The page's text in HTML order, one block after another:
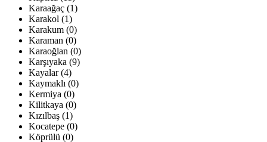
Karaağaç (1)
Karakol (1)
Karakum (0)
Karaman (0)
Karaoğlan (0)
Karşıyaka (9)
Kayalar (4)
Kaymaklı (0)
Kermiya (0)
Kilitkaya (0)
Kızılbaş (1)
Kocatepe (0)
Köprülü (0)